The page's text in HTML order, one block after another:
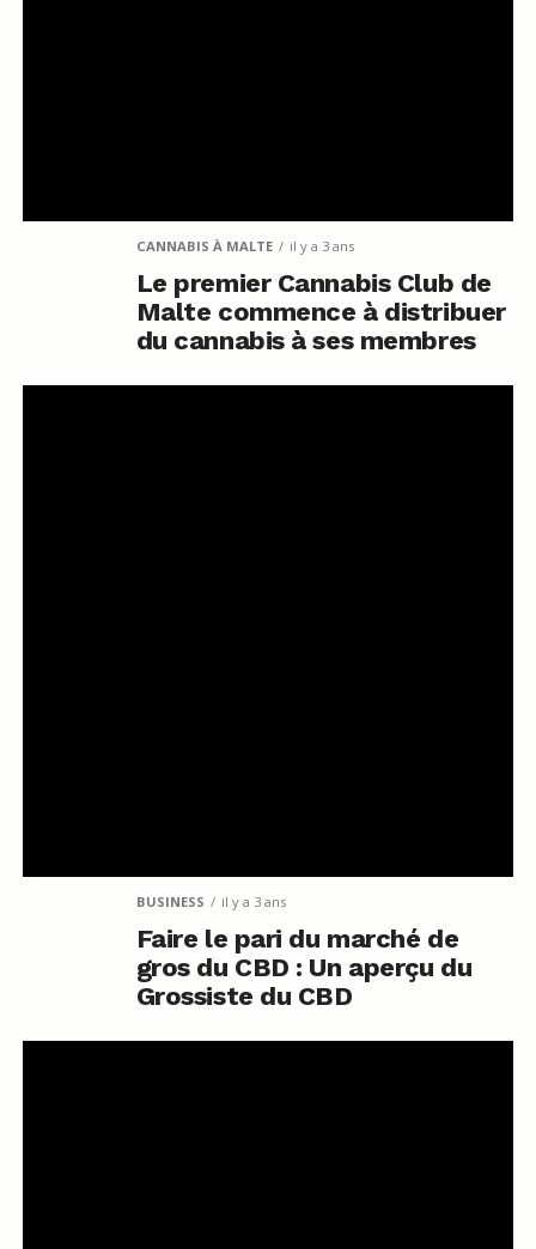
CANNABIS À MALTE il y a 3 ans
Le premier Cannabis Club de
Malte commence à distribuer
du cannabis à ses membres
BUSINESS il y a 3 ans
Faire le pari du marché de
gros du CBD : Un aperçu du
Grossiste du CBD